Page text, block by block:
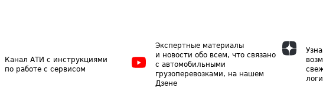
Канал АТИ с инструкциями
по работе с сервисом
Экспертные материалы
и новости обо всем, что связано
с автомобильными
грузоперевозками, на нашем
Дзене